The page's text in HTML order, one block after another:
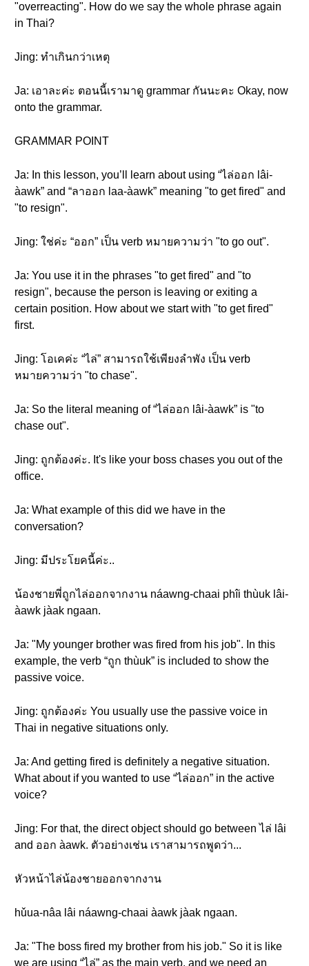
"overreacting". How do we say the whole phrase again
in Thai?
Jing: ทำเกินกว่าเหตุ
Ja: เอาละค่ะ ตอนนี้เรามาดู grammar กันนะคะ Okay, now
onto the grammar.
GRAMMAR POINT
Ja: In this lesson, you’ll learn about using “ไล่ออก lâi-
àawk” and “ลาออก laa-àawk” meaning "to get fired" and
"to resign".
Jing: ใช่ค่ะ “ออก” เป็น verb หมายความว่า "to go out".
Ja: You use it in the phrases "to get fired" and "to
resign", because the person is leaving or exiting a
certain position. How about we start with "to get fired"
first.
Jing: โอเคค่ะ “ไล่” สามารถใช้เพียงลำพัง เป็น verb
หมายความว่า "to chase".
Ja: So the literal meaning of “ไล่ออก lâi-àawk” is "to
chase out".
Jing: ถูกต้องค่ะ. It's like your boss chases you out of the
office.
Ja: What example of this did we have in the
conversation?
Jing: มีประโยคนี้ค่ะ..
น้องชายพี่ถูกไล่ออกจากงาน náawng-chaai phîi thùuk lâi-
àawk jàak ngaan.
Ja: "My younger brother was fired from his job". In this
example, the verb “ถูก thùuk” is included to show the
passive voice.
Jing: ถูกต้องค่ะ You usually use the passive voice in
Thai in negative situations only.
Ja: And getting fired is definitely a negative situation.
What about if you wanted to use “ไล่ออก” in the active
voice?
Jing: For that, the direct object should go between ไล่ lâi
and ออก àawk. ตัวอย่างเช่น เราสามารถพูดว่า...
หัวหน้าไล่น้องชายออกจากงาน
hǔua-nâa lâi náawng-chaai àawk jàak ngaan.
Ja: "The boss fired my brother from his job." So it is like
we are using “ไล่” as the main verb, and we need an